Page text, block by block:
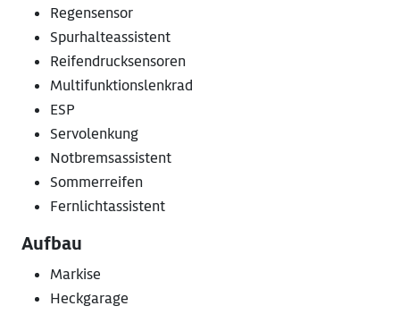
Regensensor
Spurhalteassistent
Reifendrucksensoren
Multifunktionslenkrad
ESP
Servolenkung
Notbremsassistent
Sommerreifen
Fernlichtassistent
Aufbau
Markise
Heckgarage